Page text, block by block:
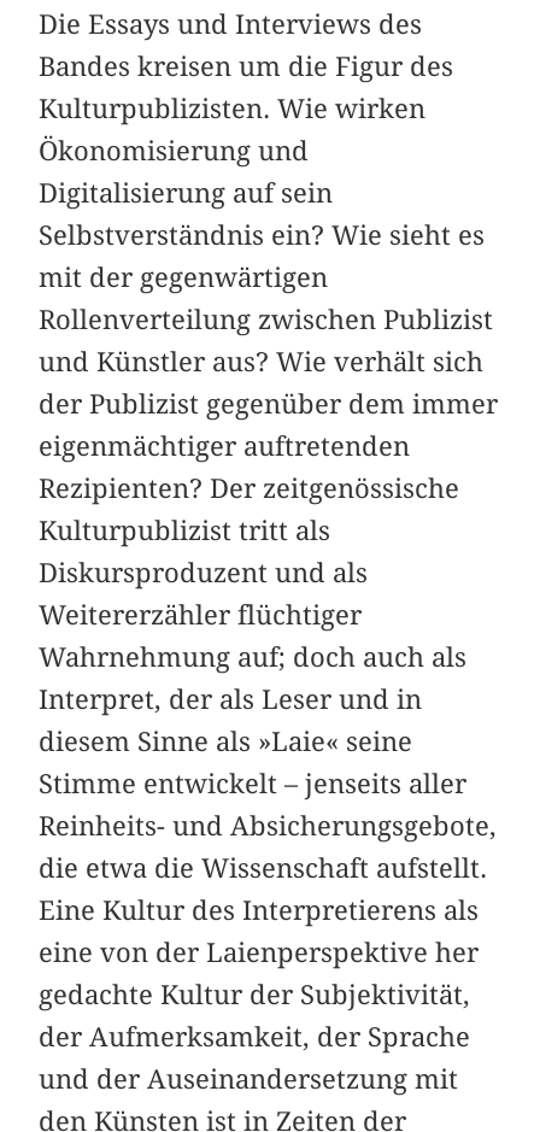
Die Essays und Interviews des
Bandes kreisen um die Figur des
Kulturpublizisten. Wie wirken
Ökonomisierung und
Digitalisierung auf sein
Selbstverständnis ein? Wie sieht es
mit der gegenwärtigen
Rollenverteilung zwischen Publizist
und Künstler aus? Wie verhält sich
der Publizist gegenüber dem immer
eigenmächtiger auftretenden
Rezipienten? Der zeitgenössische
Kulturpublizist tritt als
Diskursproduzent und als
Weitererzähler flüchtiger
Wahrnehmung auf; doch auch als
Interpret, der als Leser und in
diesem Sinne als »Laie« seine
Stimme entwickelt – jenseits aller
Reinheits- und Absicherungsgebote,
die etwa die Wissenschaft aufstellt.
Eine Kultur des Interpretierens als
eine von der Laienperspektive her
gedachte Kultur der Subjektivität,
der Aufmerksamkeit, der Sprache
und der Auseinandersetzung mit
den Künsten ist in Zeiten der